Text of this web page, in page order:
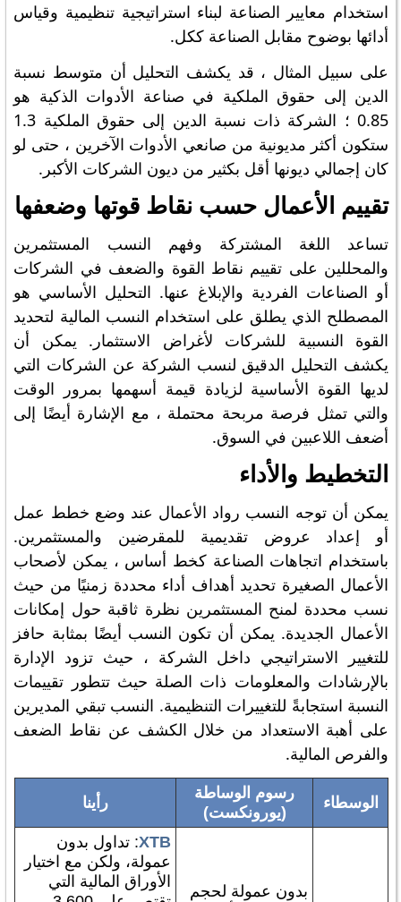
استخدام معايير الصناعة لبناء استراتيجية تنظيمية وقياس
أدائها بوضوح مقابل الصناعة ككل.
على سبيل المثال ، قد يكشف التحليل أن متوسط ​​نسبة
الدين إلى حقوق الملكية في صناعة الأدوات الذكية هو
0.85 ؛ الشركة ذات نسبة الدين إلى حقوق الملكية 1.3
ستكون أكثر مديونية من صانعي الأدوات الآخرين ، حتى لو
كان إجمالي ديونها أقل بكثير من ديون الشركات الأكبر.
تقييم الأعمال حسب نقاط قوتها وضعفها
تساعد اللغة المشتركة وفهم النسب المستثمرين
والمحللين على تقييم نقاط القوة والضعف في الشركات
أو الصناعات الفردية والإبلاغ عنها. التحليل الأساسي هو
المصطلح الذي يطلق على استخدام النسب المالية لتحديد
القوة النسبية للشركات لأغراض الاستثمار. يمكن أن
يكشف التحليل الدقيق لنسب الشركة عن الشركات التي
لديها القوة الأساسية لزيادة قيمة أسهمها بمرور الوقت
والتي تمثل فرصة مربحة محتملة ، مع الإشارة أيضًا إلى
أضعف اللاعبين في السوق.
التخطيط والأداء
يمكن أن توجه النسب رواد الأعمال عند وضع خطط عمل
أو إعداد عروض تقديمية للمقرضين والمستثمرين.
باستخدام اتجاهات الصناعة كخط أساس ، يمكن لأصحاب
الأعمال الصغيرة تحديد أهداف أداء محددة زمنيًا من حيث
نسب محددة لمنح المستثمرين نظرة ثاقبة حول إمكانات
الأعمال الجديدة. يمكن أن تكون النسب أيضًا بمثابة حافز
للتغيير الاستراتيجي داخل الشركة ، حيث تزود الإدارة
بالإرشادات والمعلومات ذات الصلة حيث تتطور تقييمات
النسبة استجابةً للتغييرات التنظيمية. النسب تبقي المديرين
على أهبة الاستعداد من خلال الكشف عن نقاط الضعف
والفرص المالية.
الوسطاء
رسوم الوساطة
(يورونكست)
رأينا
بدون عمولة لحجم
XTB: تداول بدون
عمولة، ولكن مع اختيار
الأوراق المالية التي